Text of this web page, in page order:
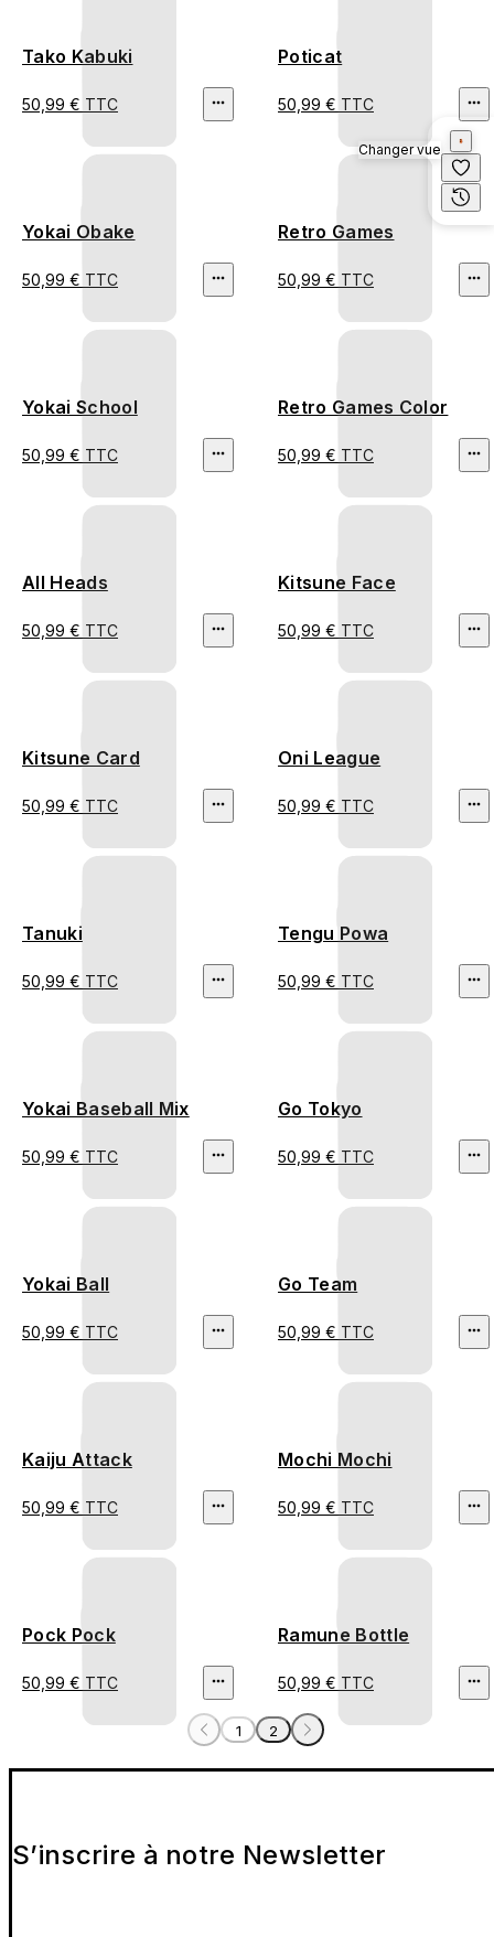
Tako Kabuki
50,99 € TTC
Poticat
50,99 € TTC
Yokai Obake
50,99 € TTC
Retro Games
50,99 € TTC
Yokai School
50,99 € TTC
Retro Games Color
50,99 € TTC
All Heads
50,99 € TTC
Kitsune Face
50,99 € TTC
Kitsune Card
50,99 € TTC
Oni League
50,99 € TTC
Tanuki
50,99 € TTC
Tengu Powa
50,99 € TTC
Yokai Baseball Mix
50,99 € TTC
Go Tokyo
50,99 € TTC
Yokai Ball
50,99 € TTC
Go Team
50,99 € TTC
Kaiju Attack
50,99 € TTC
Mochi Mochi
50,99 € TTC
Pock Pock
50,99 € TTC
Ramune Bottle
50,99 € TTC
1 2
Changer vue
S’inscrire à notre Newsletter